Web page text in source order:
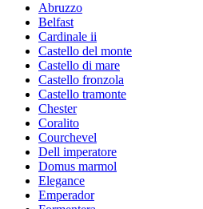
Abruzzo
Belfast
Cardinale ii
Castello del monte
Castello di mare
Castello fronzola
Castello tramonte
Chester
Coralito
Courchevel
Dell imperatore
Domus marmol
Elegance
Emperador